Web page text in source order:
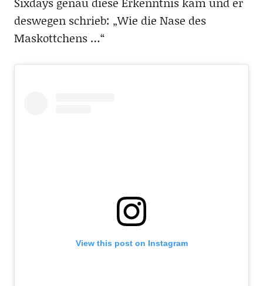
deswegen schrieb: „Wie die Nase des
Maskottchens …“
View this post on Instagram